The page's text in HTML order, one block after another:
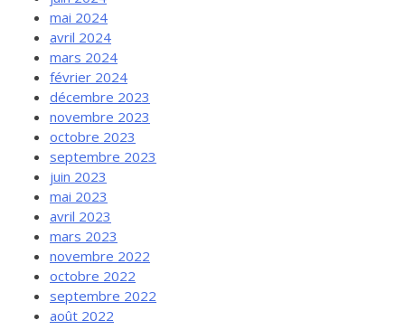
mai 2024
avril 2024
mars 2024
février 2024
décembre 2023
novembre 2023
octobre 2023
septembre 2023
juin 2023
mai 2023
avril 2023
mars 2023
novembre 2022
octobre 2022
septembre 2022
août 2022